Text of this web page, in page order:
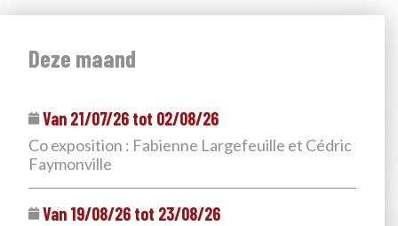
Deze maand
Van 21/07/26 tot 02/08/26
Co exposition : Fabienne Largefeuille et Cédric
Faymonville
Van 19/08/26 tot 23/08/26